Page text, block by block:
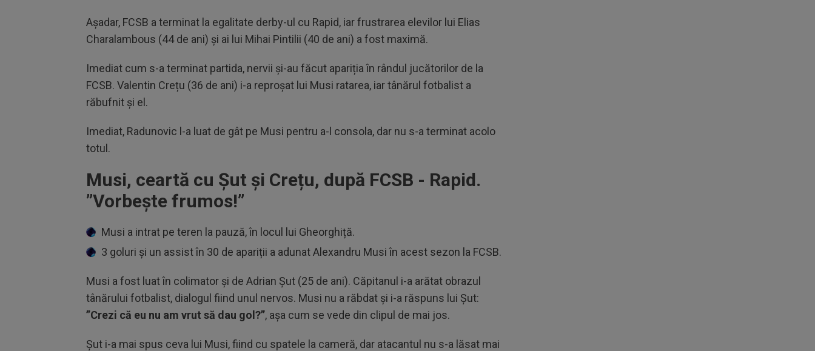
Așadar, FCSB a terminat la egalitate derby-ul cu Rapid, iar frustrarea elevilor lui Elias
Charalambous (44 de ani) și ai lui Mihai Pintilii (40 de ani) a fost maximă.
Imediat cum s-a terminat partida, nervii și-au făcut apariția în rândul jucătorilor de la
FCSB. Valentin Crețu (36 de ani) i-a reproșat lui Musi ratarea, iar tânărul fotbalist a
răbufnit și el.
Imediat, Radunovic l-a luat de gât pe Musi pentru a-l consola, dar nu s-a terminat acolo
totul.
Musi, ceartă cu Șut și Crețu, după FCSB - Rapid.
”Vorbește frumos!”
Musi a intrat pe teren la pauză, în locul lui Gheorghiță.
3 goluri și un assist în 30 de apariții a adunat Alexandru Musi în acest sezon la FCSB.
Musi a fost luat în colimator și de Adrian Șut (25 de ani). Căpitanul i-a arătat obrazul
tânărului fotbalist, dialogul fiind unul nervos. Musi nu a răbdat și i-a răspuns lui Șut:
”Crezi că eu nu am vrut să dau gol?”, așa cum se vede din clipul de mai jos.
Șut i-a mai spus ceva lui Musi, fiind cu spatele la cameră, dar atacantul nu s-a lăsat mai